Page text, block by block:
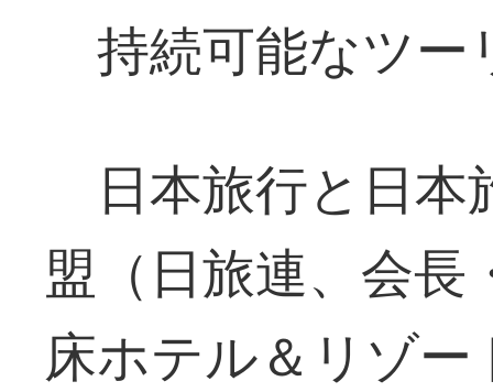
持続可能なツー
日本旅行と日本
盟（日旅連、会
床ホテル＆リゾ